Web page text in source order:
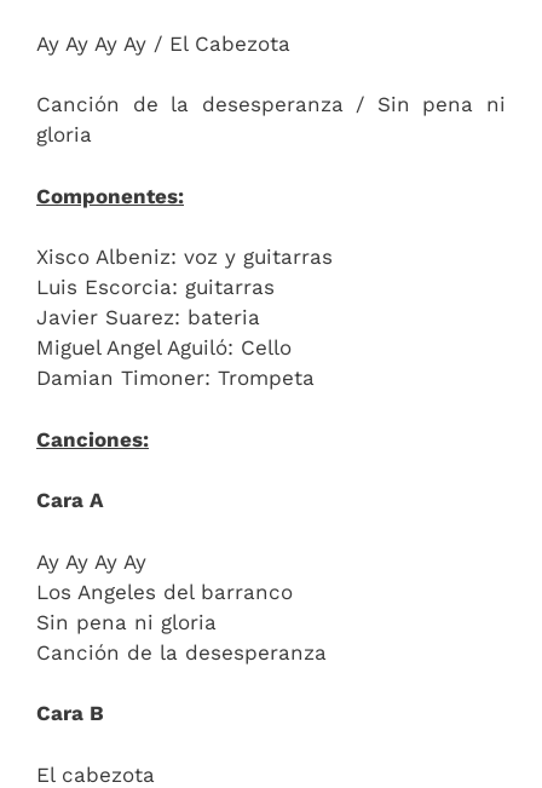
Ay Ay Ay Ay / El Cabezota
Canción de la desesperanza / Sin pena ni
gloria
Componentes:
Xisco Albeniz: voz y guitarras
Luis Escorcia: guitarras
Javier Suarez: bateria
Miguel Angel Aguiló: Cello
Damian Timoner: Trompeta
Canciones:
Cara A
Ay Ay Ay Ay
Los Angeles del barranco
Sin pena ni gloria
Canción de la desesperanza
Cara B
El cabezota